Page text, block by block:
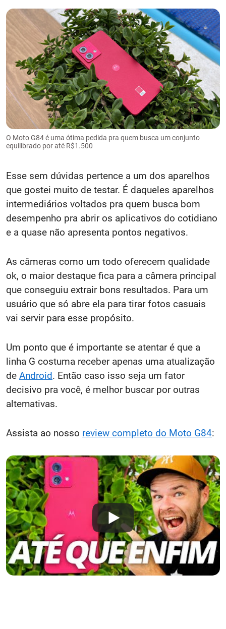
O Moto G84 é uma ótima pedida pra quem busca um conjunto
equilibrado por até R$1.500
Esse sem dúvidas pertence a um dos aparelhos
que gostei muito de testar. É daqueles aparelhos
intermediários voltados pra quem busca bom
desempenho pra abrir os aplicativos do cotidiano
e a quase não apresenta pontos negativos.
As câmeras como um todo oferecem qualidade
ok, o maior destaque fica para a câmera principal
que conseguiu extrair bons resultados. Para um
usuário que só abre ela para tirar fotos casuais
vai servir para esse propósito.
Um ponto que é importante se atentar é que a
linha G costuma receber apenas uma atualização
de Android. Então caso isso seja um fator
decisivo pra você, é melhor buscar por outras
alternativas.
Assista ao nosso review completo do Moto G84: